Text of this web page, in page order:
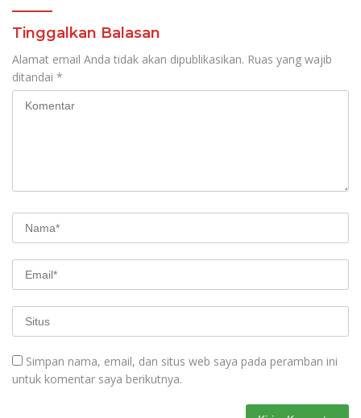
Tinggalkan Balasan
Alamat email Anda tidak akan dipublikasikan. Ruas yang wajib
ditandai *
Simpan nama, email, dan situs web saya pada peramban ini
untuk komentar saya berikutnya.